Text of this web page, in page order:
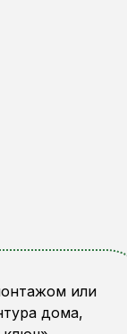
или
дома,